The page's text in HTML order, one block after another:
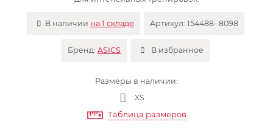
В наличии на 1 складе Артикул:154488- 8098
Бренд:ASICS В избранное
Размеры в наличии:
XS
Таблица размеров